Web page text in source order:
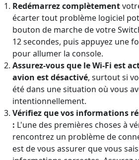
Redémarrez complètement
écarter tout problème logiciel
bouton de marche de votre
12 secondes, puis appuyez une
pour allumer la console.
Assurez-vous que le Wi-Fi est
avion est désactivé, surtout si
été dans une situation où vous
intentionnellement.
Vérifiez que vos informations
: L'une des premières choses à
rencontrez un problème de
est de vous assurer que vous